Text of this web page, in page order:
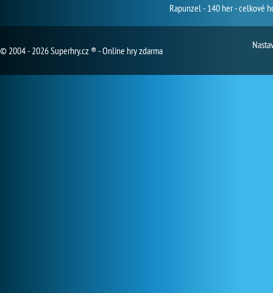
Rapunzel - 140 her - celkové
© 2004 - 2026 Superhry.cz ® - Online hry zdarma